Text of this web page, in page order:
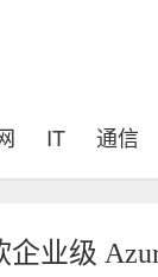
IT 通信
业级